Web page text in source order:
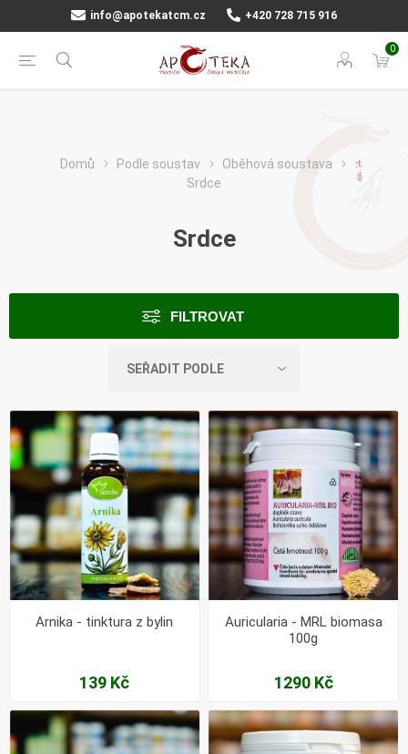
info@apotekatcm.cz +420 728 715 916
0
Domů Podle soustav
Oběhová soustava
Srdce
Srdce
FILTROVAT
Arnika - tinktura z bylin
139 Kč
Auricularia - MRL biomasa
100g
1290 Kč